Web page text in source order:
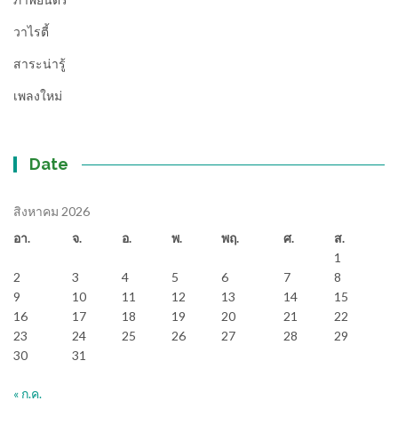
วาไรตี้
สาระน่ารู้
เพลงใหม่
Date
สิงหาคม 2026
อา.
จ. อ. พ. พฤ. ศ.
ส.
1
2
3 4 5 6 7
8
9
10 11 12 13 14
15
16
17 18 19 20 21
22
23
24 25 26 27 28
29
30
31
« ก.ค.